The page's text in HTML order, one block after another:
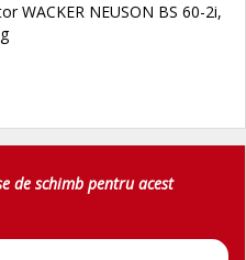
WACKER NEUSON BS 60-2i,
de schimb pentru acest